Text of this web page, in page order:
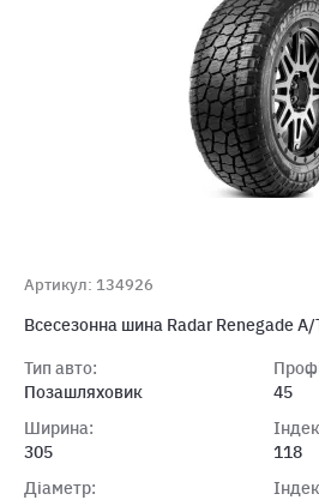
Артикул: 134926
Всесезонна шина Radar Renegade
Тип авто:
Позашляховик
Ширина:
305
Діаметр:
45
118